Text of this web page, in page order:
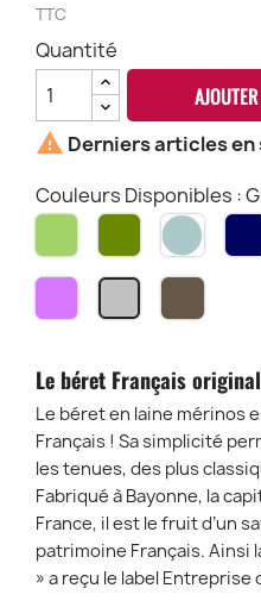
TTC
Quantité
 Derniers articles en
Couleurs Disponibles :
Vert Kaki Denim
Violet
Africain
Gris
Chiné
Camel
Centdé
Le béret Français
Le béret en laine mérinos
Français ! Sa simplicité
les tenues, des plus
Fabriqué à Bayonne, la
France, il est le fruit d’un
patrimoine Français. Ainsi
» a reçu le label Entreprise